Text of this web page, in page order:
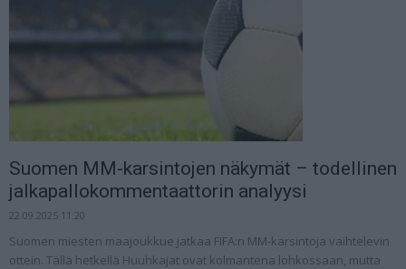
Suomen MM-karsintojen näkymät – todellinen
jalkapallokommentaattorin analyysi
22.09.2025 11:20
Suomen miesten maajoukkue jatkaa FIFA:n MM-karsintoja vaihtelevin
ottein. Tällä hetkellä Huuhkajat ovat kolmantena lohkossaan, mutta